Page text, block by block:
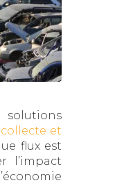
et
flux est
l’impact